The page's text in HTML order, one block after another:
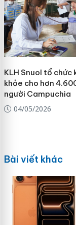
KLH Snuol tổ chức
khỏe cho hơn
người Campuchia
04/05/2026
Bài viết khác